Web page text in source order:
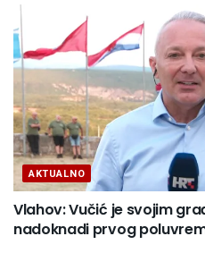
AKTUALNO
Vlahov: Vučić je svojim
nadoknadi prvog